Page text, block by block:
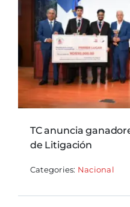
TC anuncia
de Litigación
Categories: Nacional